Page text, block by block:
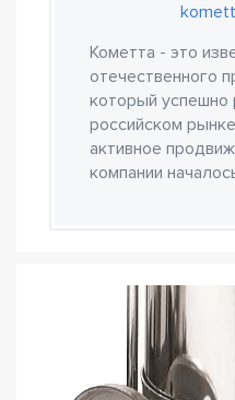
Кометта - это
отечественного
который успешно
российском
активное
компании